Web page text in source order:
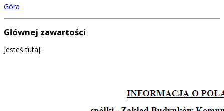
Góra
Głównej zawartości
Jesteś tutaj: